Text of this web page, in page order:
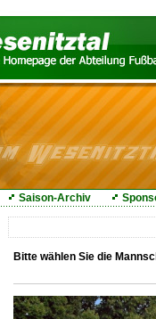
Saison-Archiv
Bitte wählen Sie die